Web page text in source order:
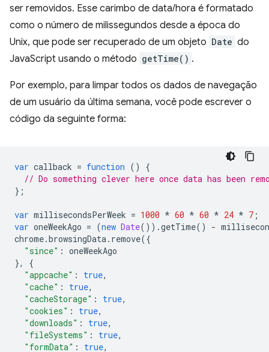
ser removidos. Esse carimbo de data/hora é formatado
como o número de milissegundos desde a época do
Unix, que pode ser recuperado de um objeto Date do
JavaScript usando o método getTime() .
Por exemplo, para limpar todos os dados de navegação
de um usuário da última semana, você pode escrever o
código da seguinte forma:
var callback = function ()
{
// Do something clever here once data has been
};
var millisecondsPerWeek = 1000 * 60 * 60 * 24 * 7 ;
var oneWeekAgo = (new Date()).getTime() -
chrome.browsingData. remove({
"since" : oneWeekAgo
},
{
"appcache" : true,
"cache" : true,
"cacheStorage" : true,
"cookies" : true,
"downloads" : true,
"fileSystems" : true,
"formData" : true,